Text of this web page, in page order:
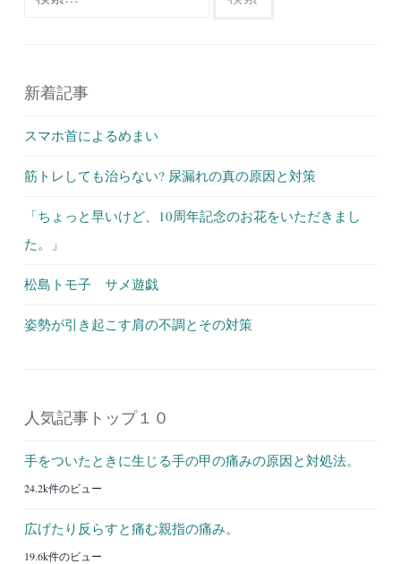
新着記事
スマホ首によるめまい
筋トレしても治らない? 尿漏れの真の原因と対策
「ちょっと早いけど、10周年記念のお花をいただきまし
た。」
松島トモ子 サメ遊戯
姿勢が引き起こす肩の不調とその対策
人気記事トップ１０
手をついたときに生じる手の甲の痛みの原因と対処法。
24.2k件のビュー
広げたり反らすと痛む親指の痛み。
19.6k件のビュー